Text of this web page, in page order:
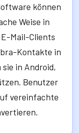
können
Weise in
Mail-Clients
Kontakte in
in Android,
Benutzer
vereinfachte